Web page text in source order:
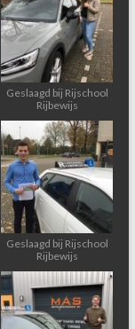
Geslaagd bij Rijschool
Rijbewijs
Geslaagd bij Rijschool
Rijbewijs